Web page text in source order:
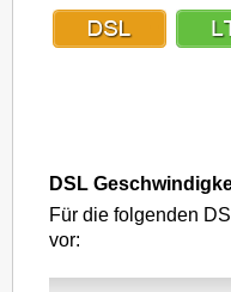
DSL
Für die folgenden
vor: